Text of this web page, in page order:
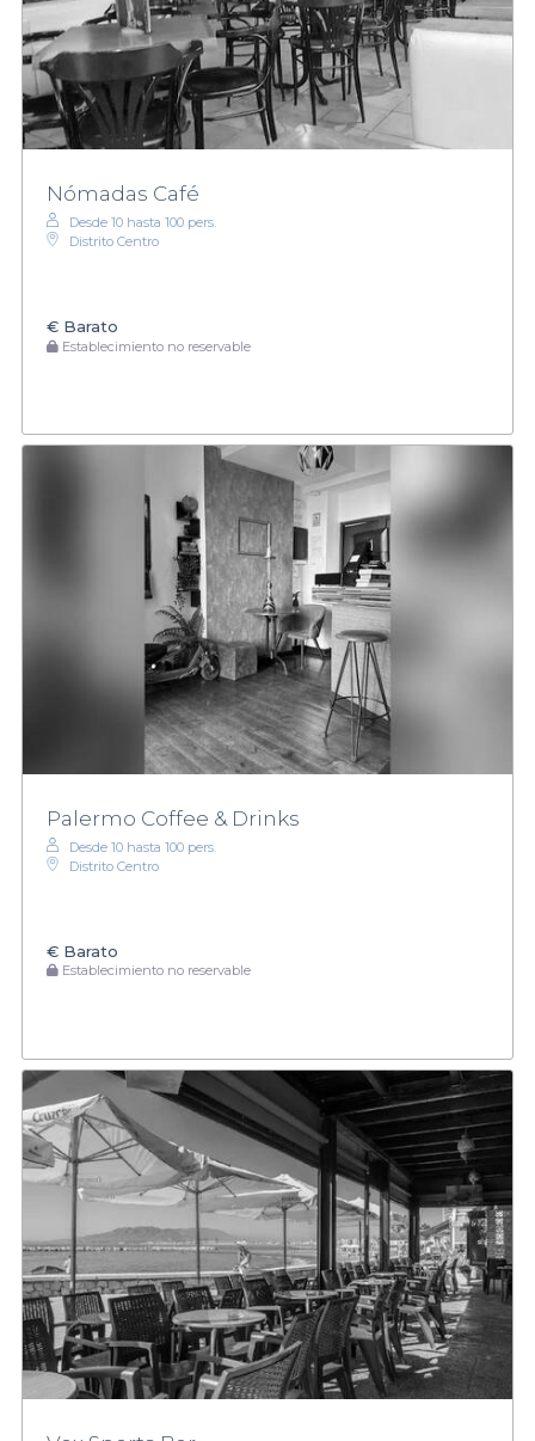
Nómadas Café
Desde 10 hasta 100 pers.
Distrito Centro
€ Barato
Establecimiento no reservable
Palermo Coffee & Drinks
Desde 10 hasta 100 pers.
Distrito Centro
€ Barato
Establecimiento no reservable